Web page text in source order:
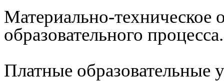
Материально-техническое
образовательного
Платные образовательные